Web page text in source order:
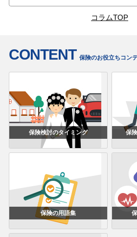
コラムTOP
CONTENT 保険のお役立ちコン
保険検討のタイミング 保
保険の用語集